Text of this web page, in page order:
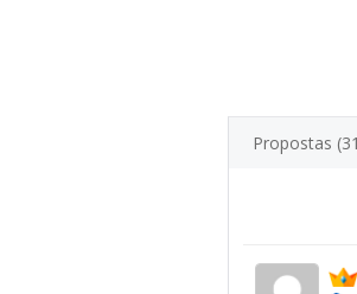
Propostas